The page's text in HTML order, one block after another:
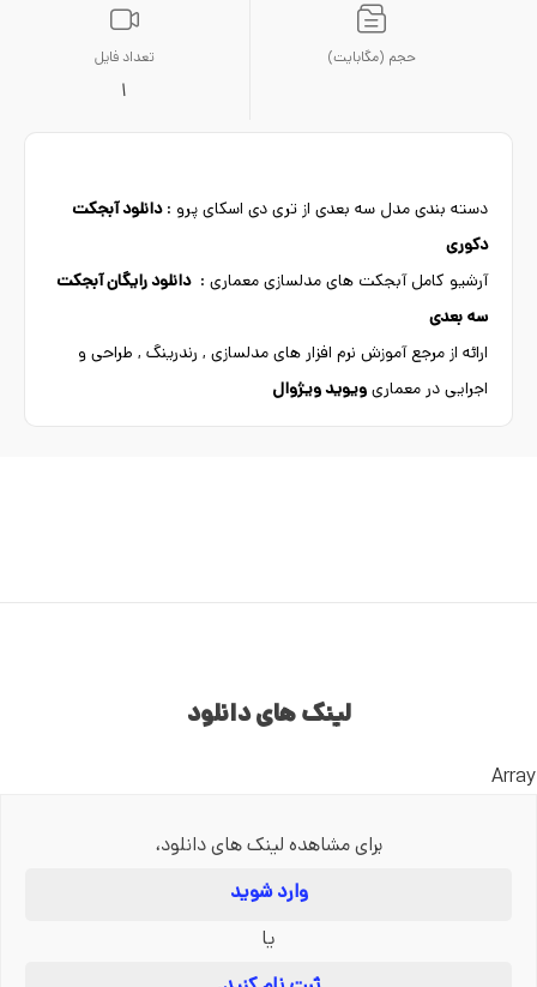
حجم (مگابایت) تعداد فایل
1
دسته بندی مدل سه بعدی از تری دی اسکای پرو :دانلود آبجکت
دکوری
آرشیو کامل آبجکت های مدلسازی معماری :دانلود رایگان آبجکت
سه بعدی
ارائه از مرجع آموزش نرم افزار های مدلسازی , رندرینگ , طراحی و
اجرایی در معماریویوید ویژوال
لینک های دانلود
Array
برای مشاهده لینک های دانلود،
وارد شوید
یا